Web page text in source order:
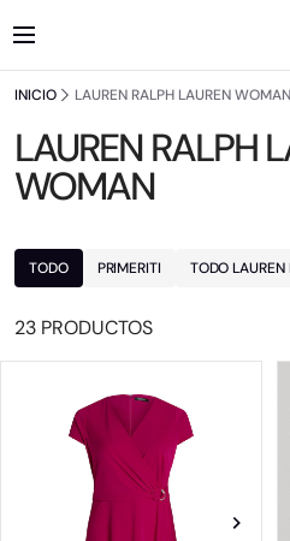
INICIO LAUREN RALPH LAUREN WOMAN
LAUREN RALPH
WOMAN
TODO PRIMERITI TODO LAUREN
23 PRODUCTOS